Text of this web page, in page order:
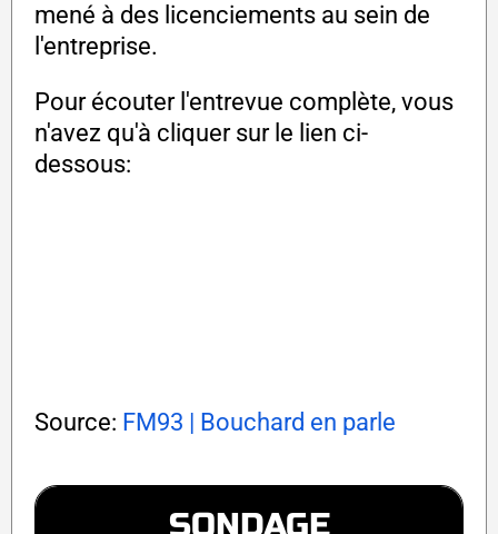
mené à des licenciements au sein de
l'entreprise.
Pour écouter l'entrevue complète, vous
n'avez qu'à cliquer sur le lien ci-
dessous:
Source: FM93 | Bouchard en parle
SONDAGE